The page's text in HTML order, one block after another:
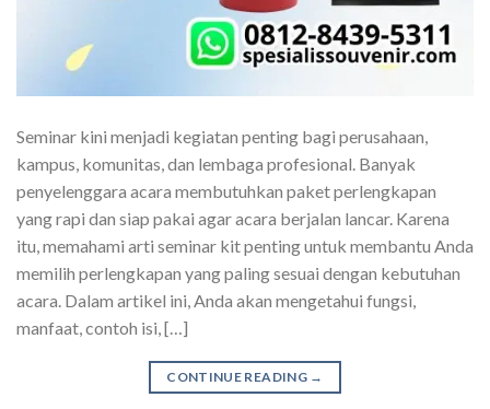
Seminar kini menjadi kegiatan penting bagi perusahaan,
kampus, komunitas, dan lembaga profesional. Banyak
penyelenggara acara membutuhkan paket perlengkapan
yang rapi dan siap pakai agar acara berjalan lancar. Karena
itu, memahami arti seminar kit penting untuk membantu Anda
memilih perlengkapan yang paling sesuai dengan kebutuhan
acara. Dalam artikel ini, Anda akan mengetahui fungsi,
manfaat, contoh isi, […]
CONTINUE READING →